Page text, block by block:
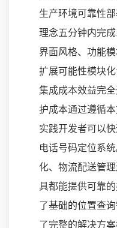
生产环境可靠性
理念五分钟内完
界面风格、功能
扩展可能性模块
集成成本效益完
护成本通过遵循
实践开发者可以
电话号码定位系
化、物流配送管
具都能提供可靠
了基础的位置查
了完整的解决方